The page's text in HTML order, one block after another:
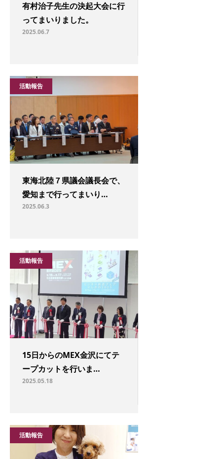
有村治子先生の決起大会に行
ってまいりました。
2025.06.7
東海北陸７県議会議長会で、
愛知まで行ってまいり…
2025.06.3
活動報告
15日からのMEX金沢にてテ
ープカットを行いま…
2025.05.18
活動報告
活動報告